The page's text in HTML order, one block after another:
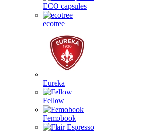
ECO capsules
ecotree
Eureka
Fellow
Femobook